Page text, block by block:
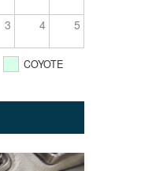
3 4 5
COYOTE